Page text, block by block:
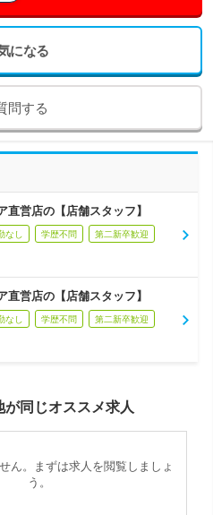
になる
問する
営店の【店舗スタッフ】
なし 学歴不問 第二新卒歓迎
営店の【店舗スタッフ】
なし 学歴不問 第二新卒歓迎
が同じオススメ求人
ん。まずは求人を閲覧しましょ
う。